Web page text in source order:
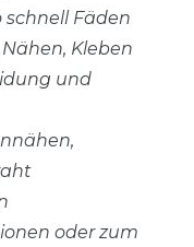
Fäden
Kleben
und
oder zum